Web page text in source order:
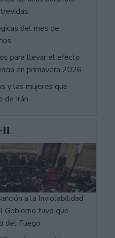
del mes de
para llevar el efecto
en primavera 2026
y las mujeres que
de Irán
a la Inviolabilidad
Gobierno tuvo que
del Fuego